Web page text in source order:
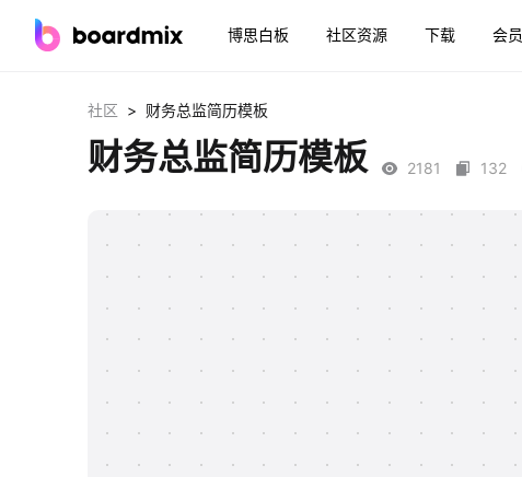
博思白板 社区资源 下载 会员
社区 > 财务总监简历模板
财务总监简历模板 2181 132